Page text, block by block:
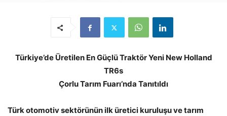
Türkiye’de Üretilen En Güçlü Traktör Yeni New Holland
TR6s
Çorlu Tarım Fuarı’nda Tanıtıldı
Türk otomotiv sektörünün ilk üretici kuruluşu ve tarım